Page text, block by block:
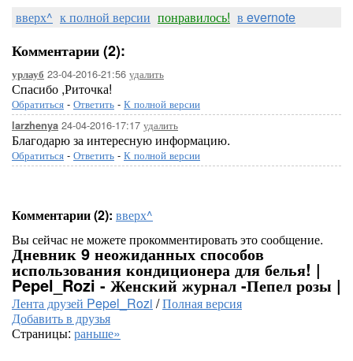
вверх^ к полной версии понравилось! в evernote
Комментарии (2):
урлауб 23-04-2016-21:56 удалить
Спасибо ,Риточка!
Обратиться - Ответить - К полной версии
larzhenya 24-04-2016-17:17 удалить
Благодарю за интересную информацию.
Обратиться - Ответить - К полной версии
Комментарии (2): вверх^
Вы сейчас не можете прокомментировать это сообщение.
Дневник 9 неожиданных способов
использования кондиционера для белья! |
Pepel_Rozi - Женский журнал -Пепел розы |
Лента друзей Pepel_Rozi /Полная версия
Добавить в друзья
Страницы: раньше»